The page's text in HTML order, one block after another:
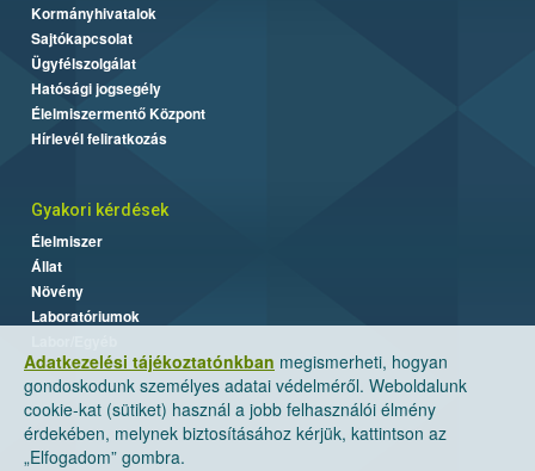
Adatkezelési tájékoztatónkban megismerheti, hogyan
gondoskodunk személyes adatai védelméről. Weboldalunk
cookie-kat (sütiket) használ a jobb felhasználói élmény
érdekében, melynek biztosításához kérjük, kattintson az
„Elfogadom” gombra.
Kormányhivatalok
Sajtókapcsolat
Ügyfélszolgálat
Hatósági jogsegély
Élelmiszermentő Központ
Hírlevél feliratkozás
Gyakori kérdések
Élelmiszer
Állat
Növény
Laboratóriumok